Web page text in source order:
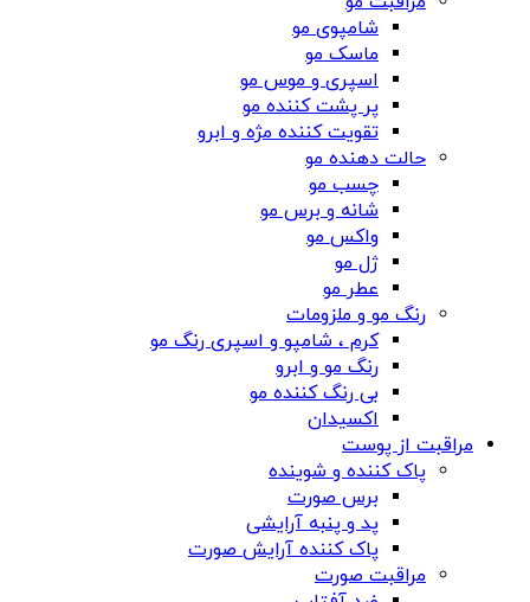
شامپوی مو
ماسک مو
اسپری و موس مو
پر پشت کننده مو
تقویت کننده مژه و ابرو
حالت دهنده مو
چسب مو
شانه‌ و برس مو
واکس مو
ژل مو
عطر مو
رنگ مو و ملزومات
کرم ، شامپو و اسپری رنگ مو
رنگ مو و ابرو
بی رنگ کننده مو
اکسیدان
مراقبت از پوست
پاک کننده و شوینده
برس صورت
پد و پنبه آرایشی
پاک کننده آرایش صورت
مراقبت صورت